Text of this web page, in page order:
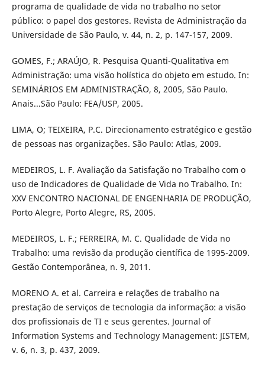
programa de qualidade de vida no trabalho no setor
público: o papel dos gestores. Revista de Administração da
Universidade de São Paulo, v. 44, n. 2, p. 147-157, 2009.
GOMES, F.; ARAÚJO, R. Pesquisa Quanti-Qualitativa em
Administração: uma visão holística do objeto em estudo. In:
SEMINÁRIOS EM ADMINISTRAÇÃO, 8, 2005, São Paulo.
Anais...São Paulo: FEA/USP, 2005.
LIMA, O; TEIXEIRA, P.C. Direcionamento estratégico e gestão
de pessoas nas organizações. São Paulo: Atlas, 2009.
MEDEIROS, L. F. Avaliação da Satisfação no Trabalho com o
uso de Indicadores de Qualidade de Vida no Trabalho. In:
XXV ENCONTRO NACIONAL DE ENGENHARIA DE PRODUÇÃO,
Porto Alegre, Porto Alegre, RS, 2005.
MEDEIROS, L. F.; FERREIRA, M. C. Qualidade de Vida no
Trabalho: uma revisão da produção científica de 1995-2009.
Gestão Contemporânea, n. 9, 2011.
MORENO A. et al. Carreira e relações de trabalho na
prestação de serviços de tecnologia da informação: a visão
dos profissionais de TI e seus gerentes. Journal of
Information Systems and Technology Management: JISTEM,
v. 6, n. 3, p. 437, 2009.